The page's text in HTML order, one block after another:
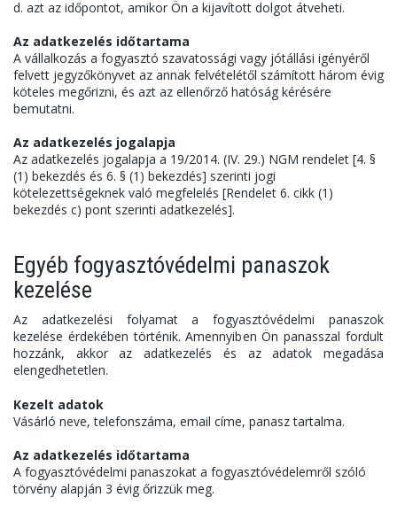
d. azt az időpontot, amikor Ön a kijavított dolgot átveheti.
Az adatkezelés időtartama
A vállalkozás a fogyasztó szavatossági vagy jótállási igényéről
felvett jegyzőkönyvet az annak felvételétől számított három évig
köteles megőrizni, és azt az ellenőrző hatóság kérésére
bemutatni.
Az adatkezelés jogalapja
Az adatkezelés jogalapja a 19/2014. (IV. 29.) NGM rendelet [4. §
(1) bekezdés és 6. § (1) bekezdés] szerinti jogi
kötelezettségeknek való megfelelés [Rendelet 6. cikk (1)
bekezdés c) pont szerinti adatkezelés].
Egyéb fogyasztóvédelmi panaszok
kezelése
Az adatkezelési folyamat a fogyasztóvédelmi panaszok
kezelése érdekében történik. Amennyiben Ön panasszal fordult
hozzánk, akkor az adatkezelés és az adatok megadása
elengedhetetlen.
Kezelt adatok
Vásárló neve, telefonszáma, email címe, panasz tartalma.
Az adatkezelés időtartama
A fogyasztóvédelmi panaszokat a fogyasztóvédelemről szóló
törvény alapján 3 évig őrizzük meg.